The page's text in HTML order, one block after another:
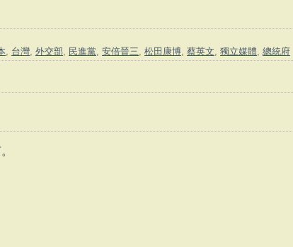
台灣 外交部 民進黨 安倍晉三 松田康博 蔡英文 獨立媒體 總統府